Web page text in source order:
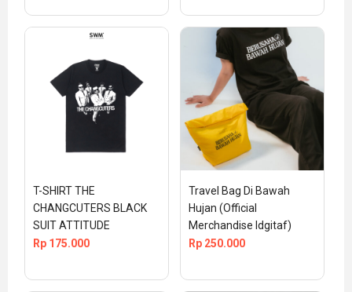
T-SHIRT THE
CHANGCUTERS BLACK
SUIT ATTITUDE
Rp 175.000
Travel Bag Di Bawah
Hujan (Official
Merchandise Idgitaf)
Rp 250.000